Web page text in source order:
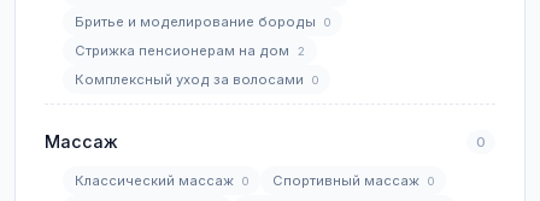
Бритье и моделирование бороды 0
Стрижка пенсионерам на дом 2
Комплексный уход за волосами 0
Массаж 0
Классический массаж 0 Спортивный массаж 0